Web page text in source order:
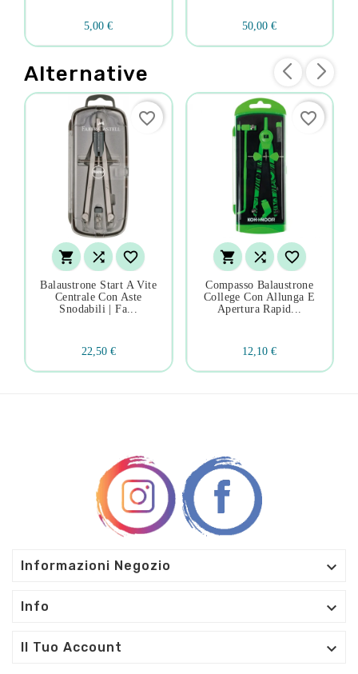
5,00 € 50,00 €
Alternative
  
Balaustrone Start A Vite
Centrale Con Aste
Snodabili | Fa...
22,50 €
favorite_border
  
Compasso Balaustrone
College Con Allunga E
Apertura Rapid...
12,10 €
favorite_border
Informazioni Negozio 
Info 
Il Tuo Account 